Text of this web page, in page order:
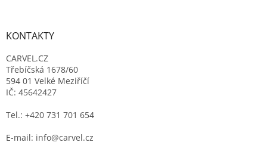
KONTAKTY
CARVEL.CZ
Třebíčská 1678/60
594 01 Velké Meziříčí
IČ: 45642427
Tel.: +420 731 701 654
E-mail: info@carvel.cz